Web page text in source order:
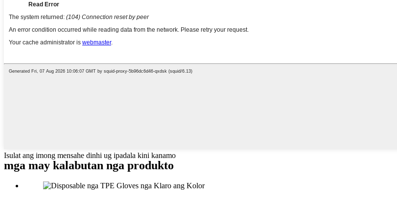
Isulat ang imong mensahe dinhi ug ipadala kini kanamo
mga may kalabutan nga produkto